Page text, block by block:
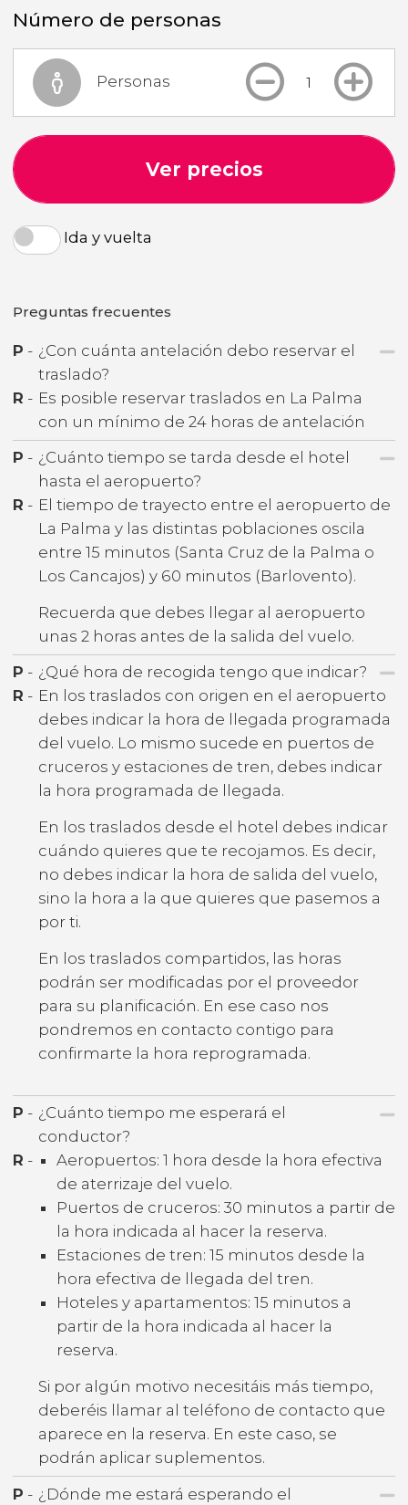
Número de personas
Personas
Ver precios
Ida y vuelta
Preguntas frecuentes
P - ¿Con cuánta antelación debo reservar el
traslado?
R - Es posible reservar traslados en La Palma
con un mínimo de 24 horas de antelación
P - ¿Cuánto tiempo se tarda desde el hotel
hasta el aeropuerto?
R - El tiempo de trayecto entre el aeropuerto de
La Palma y las distintas poblaciones oscila
entre 15 minutos (Santa Cruz de la Palma o
Los Cancajos) y 60 minutos (Barlovento).
Recuerda que debes llegar al aeropuerto
unas 2 horas antes de la salida del vuelo.
P - ¿Qué hora de recogida tengo que indicar?
R - En los traslados con origen en el aeropuerto
debes indicar la hora de llegada programada
del vuelo. Lo mismo sucede en puertos de
cruceros y estaciones de tren, debes indicar
la hora programada de llegada.
En los traslados desde el hotel debes indicar
cuándo quieres que te recojamos. Es decir,
no debes indicar la hora de salida del vuelo,
sino la hora a la que quieres que pasemos a
por ti.
En los traslados compartidos, las horas
podrán ser modificadas por el proveedor
para su planificación. En ese caso nos
pondremos en contacto contigo para
confirmarte la hora reprogramada.
P - ¿Cuánto tiempo me esperará el
conductor?
R -
Aeropuertos: 1 hora desde la hora efectiva
de aterrizaje del vuelo.
Puertos de cruceros: 30 minutos a partir de
la hora indicada al hacer la reserva.
Estaciones de tren: 15 minutos desde la
hora efectiva de llegada del tren.
Hoteles y apartamentos: 15 minutos a
partir de la hora indicada al hacer la
reserva.
Si por algún motivo necesitáis más tiempo,
deberéis llamar al teléfono de contacto que
aparece en la reserva. En este caso, se
podrán aplicar suplementos.
P - ¿Dónde me estará esperando el